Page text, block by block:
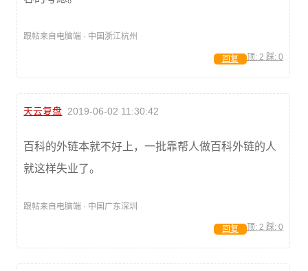
跟帖来自电脑端 · 中国浙江杭州
顶: 2 踩: 0
回复
天云复盘 2019-06-02 11:30:42
百科的外链本就不好上，一批靠帮人做百科外链的人
就这样失业了。
跟帖来自电脑端 · 中国广东深圳
顶: 2 踩: 0
回复